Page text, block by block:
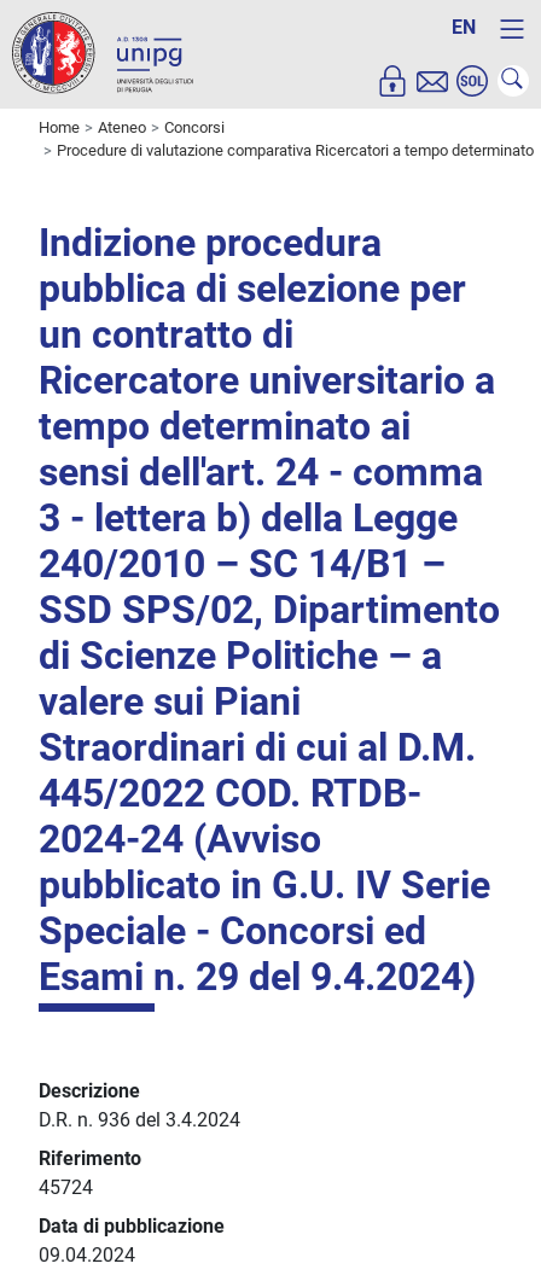
EN
Home Ateneo
Concorsi
Procedure di valutazione comparativa Ricercatori a tempo determinato
Indizione procedura
pubblica di selezione per
un contratto di
Ricercatore universitario a
tempo determinato ai
sensi dell'art. 24 - comma
3 - lettera b) della Legge
240/2010 – SC 14/B1 –
SSD SPS/02, Dipartimento
di Scienze Politiche – a
valere sui Piani
Straordinari di cui al D.M.
445/2022 COD. RTDB-
2024-24 (Avviso
pubblicato in G.U. IV Serie
Speciale - Concorsi ed
Esami n. 29 del 9.4.2024)
Descrizione
D.R. n. 936 del 3.4.2024
Riferimento
45724
Data di pubblicazione
09.04.2024